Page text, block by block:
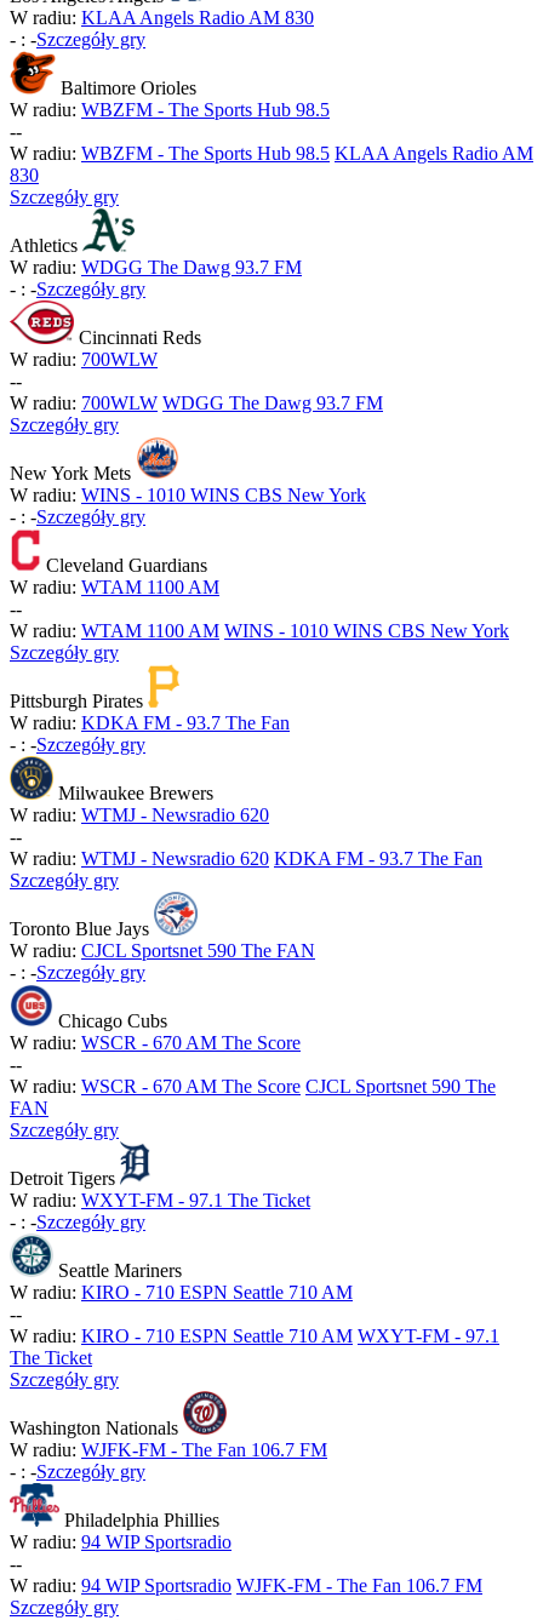
W radiu: KLAA Angels Radio AM 830
- : -Szczegóły gry
Baltimore Orioles
W radiu: WBZFM - The Sports Hub 98.5
--
W radiu: WBZFM - The Sports Hub 98.5 KLAA Angels Radio AM
830
Szczegóły gry
Athletics
W radiu: WDGG The Dawg 93.7 FM
- : -Szczegóły gry
Cincinnati Reds
W radiu: 700WLW
--
W radiu: 700WLW WDGG The Dawg 93.7 FM
Szczegóły gry
New York Mets
W radiu: WINS - 1010 WINS CBS New York
- : -Szczegóły gry
Cleveland Guardians
W radiu: WTAM 1100 AM
--
W radiu: WTAM 1100 AM WINS - 1010 WINS CBS New York
Szczegóły gry
Pittsburgh Pirates
W radiu: KDKA FM - 93.7 The Fan
- : -Szczegóły gry
Milwaukee Brewers
W radiu: WTMJ - Newsradio 620
--
W radiu: WTMJ - Newsradio 620 KDKA FM - 93.7 The Fan
Szczegóły gry
Toronto Blue Jays
W radiu: CJCL Sportsnet 590 The FAN
- : -Szczegóły gry
Chicago Cubs
W radiu: WSCR - 670 AM The Score
--
W radiu: WSCR - 670 AM The Score CJCL Sportsnet 590 The
FAN
Szczegóły gry
Detroit Tigers
W radiu: WXYT-FM - 97.1 The Ticket
- : -Szczegóły gry
Seattle Mariners
W radiu: KIRO - 710 ESPN Seattle 710 AM
--
W radiu: KIRO - 710 ESPN Seattle 710 AM WXYT-FM - 97.1
The Ticket
Szczegóły gry
Washington Nationals
W radiu: WJFK-FM - The Fan 106.7 FM
- : -Szczegóły gry
Philadelphia Phillies
W radiu: 94 WIP Sportsradio
--
W radiu: 94 WIP Sportsradio WJFK-FM - The Fan 106.7 FM
Szczegóły gry